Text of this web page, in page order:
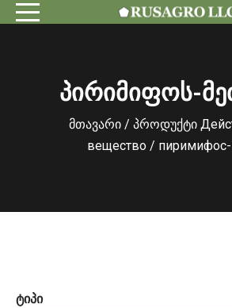
პირიმიფოს-
მთავარი/ პროდუქტი
вещество /
ᲢᲘᲞᲘ